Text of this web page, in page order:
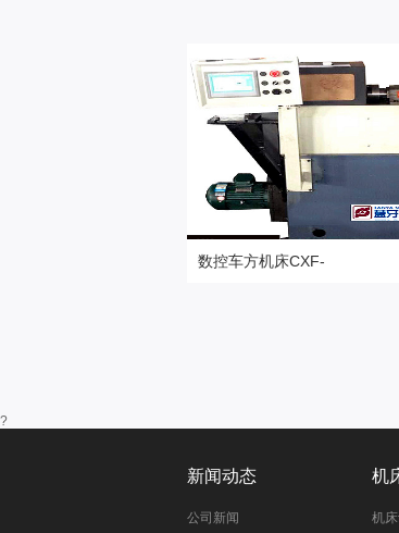
数控车方机床CXF-
?
新闻动态
公司新闻
机
机